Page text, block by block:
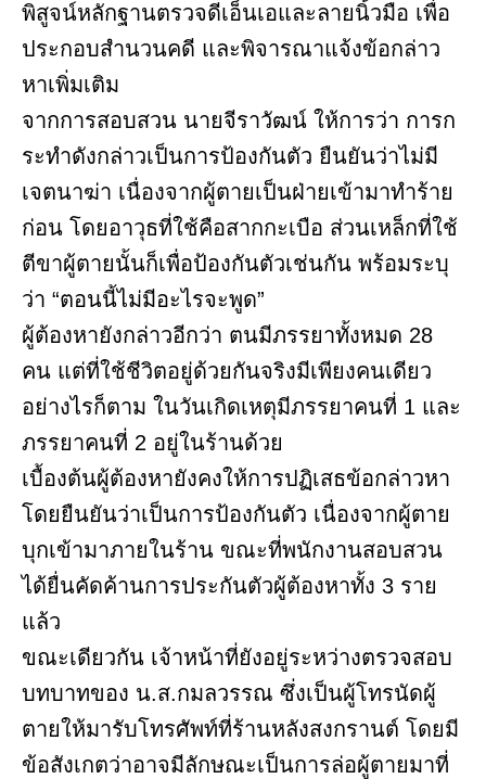
พิสูจน์หลักฐานตรวจดีเอ็นเอและลายนิ้วมือ เพื่อ
ประกอบสำนวนคดี และพิจารณาแจ้งข้อกล่าว
หาเพิ่มเติม
จากการสอบสวน นายจีราวัฒน์ ให้การว่า การก
ระทำดังกล่าวเป็นการป้องกันตัว ยืนยันว่าไม่มี
เจตนาฆ่า เนื่องจากผู้ตายเป็นฝ่ายเข้ามาทำร้าย
ก่อน โดยอาวุธที่ใช้คือสากกะเบือ ส่วนเหล็กที่ใช้
ตีขาผู้ตายนั้นก็เพื่อป้องกันตัวเช่นกัน พร้อมระบุ
ว่า “ตอนนี้ไม่มีอะไรจะพูด”
ผู้ต้องหายังกล่าวอีกว่า ตนมีภรรยาทั้งหมด 28
คน แต่ที่ใช้ชีวิตอยู่ด้วยกันจริงมีเพียงคนเดียว
อย่างไรก็ตาม ในวันเกิดเหตุมีภรรยาคนที่ 1 และ
ภรรยาคนที่ 2 อยู่ในร้านด้วย
เบื้องต้นผู้ต้องหายังคงให้การปฏิเสธข้อกล่าวหา
โดยยืนยันว่าเป็นการป้องกันตัว เนื่องจากผู้ตาย
บุกเข้ามาภายในร้าน ขณะที่พนักงานสอบสวน
ได้ยื่นคัดค้านการประกันตัวผู้ต้องหาทั้ง 3 ราย
แล้ว
ขณะเดียวกัน เจ้าหน้าที่ยังอยู่ระหว่างตรวจสอบ
บทบาทของ น.ส.กมลวรรณ ซึ่งเป็นผู้โทรนัดผู้
ตายให้มารับโทรศัพท์ที่ร้านหลังสงกรานต์ โดยมี
ข้อสังเกตว่าอาจมีลักษณะเป็นการล่อผู้ตายมาที่